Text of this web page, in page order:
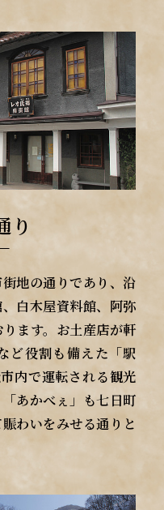
り
地の通りであり、沿
白木屋資料館、阿弥
ます。お土産店が軒
ど役割も備えた「駅
内で運転される観光
あかべぇ」も七日町
わいをみせる通りと